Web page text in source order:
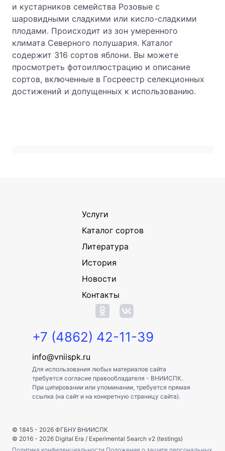
и кустарников семейства Розовые с
шаровидными сладкими или кисло-сладкими
плодами. Происходит из зон умеренного
климата Северного полушария. Каталог
содержит 316 сортов яблони. Вы можете
просмотреть фотоиллюстрацию и описание
сортов, включенные в Госреестр селекционных
достижений и допущенных к использованию.
Услуги
Каталог сортов
Литература
История
Новости
Контакты
+7 (4862) 42-11-39
info@vniispk.ru
Для использования любых материалов сайта
требуется согласие правообладателя - ВНИИСПК.
При цитировании или упоминании, требуется прямая
ссылка (на сайт и на конкретную страницу сайта).
© 1845 - 2026 ФГБНУ ВНИИСПК
© 2016 - 2026 Digital Era / Experimental Search v2 (testings)